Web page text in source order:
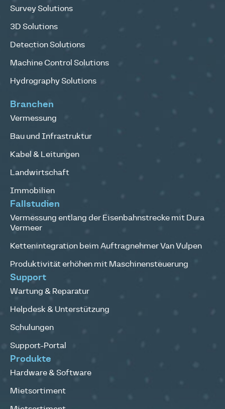
Survey Solutions
3D Solutions
Detection Solutions
Machine Control Solutions
Hydrography Solutions
Branchen
Vermessung
Bau und Infrastruktur
Kabel & Leitungen
Landwirtschaft
Immobilien
Fallstudien
Vermessung entlang der Eisenbahnstrecke mit Dura
Vermeer
Kettenintegration beim Auftragnehmer Van Vulpen
Produktivität erhöhen mit Maschinensteuerung
Support
Wartung & Reparatur
Helpdesk & Unterstützung
Schulungen
Support-Portal
Produkte
Hardware & Software
Mietsortiment